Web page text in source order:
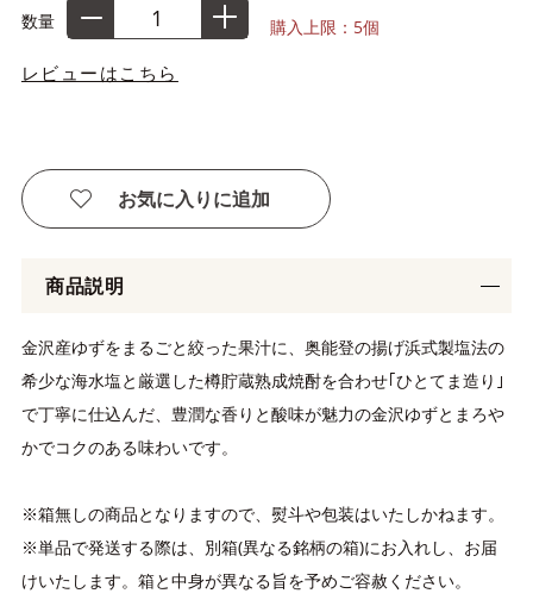
数量 購入上限：5個
レビューはこちら
お気に入りに追加
商品説明
金沢産ゆずをまるごと絞った果汁に、奥能登の揚げ浜式製塩法の
希少な海水塩と厳選した樽貯蔵熟成焼酎を合わせ｢ひとてま造り｣
で丁寧に仕込んだ、豊潤な香りと酸味が魅力の金沢ゆずとまろや
かでコクのある味わいです。
※箱無しの商品となりますので、熨斗や包装はいたしかねます。
※単品で発送する際は、別箱(異なる銘柄の箱)にお入れし、お届
けいたします。箱と中身が異なる旨を予めご容赦ください。